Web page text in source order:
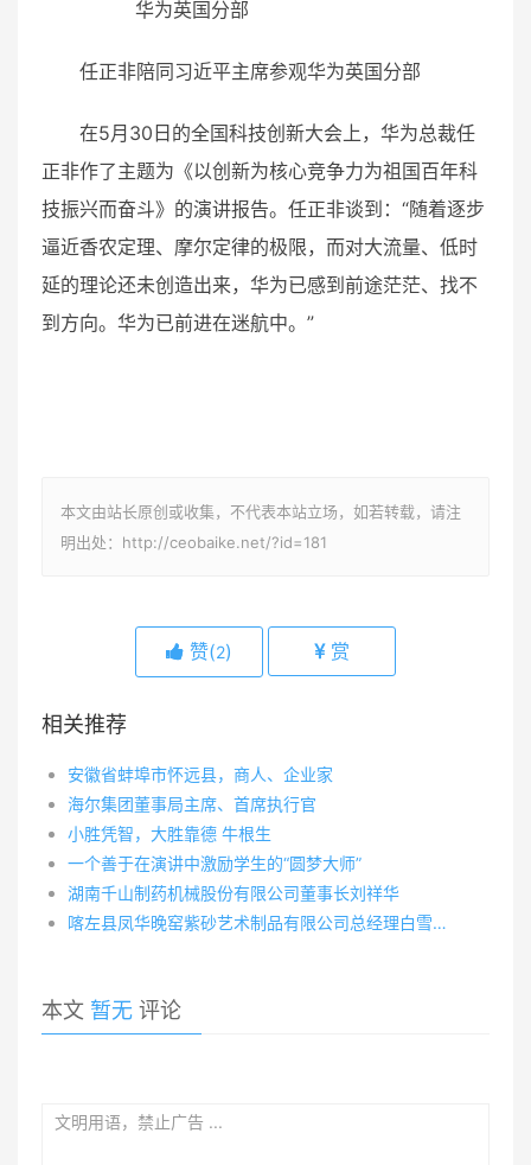
任正非陪同习近平主席参观华为英国分部
在5月30日的全国科技创新大会上，华为总裁任
正非作了主题为《以创新为核心竞争力为祖国百年科
技振兴而奋斗》的演讲报告。任正非谈到：“随着逐步
逼近香农定理、摩尔定律的极限，而对大流量、低时
延的理论还未创造出来，华为已感到前途茫茫、找不
到方向。华为已前进在迷航中。”
本文由站长原创或收集，不代表本站立场，如若转载，请注
明出处：http://ceobaike.net/?id=181
赞(2) 赏
相关推荐
安徽省蚌埠市怀远县，商人、企业家
海尔集团董事局主席、首席执行官
小胜凭智，大胜靠德 牛根生
一个善于在演讲中激励学生的“圆梦大师”
湖南千山制药机械股份有限公司董事长刘祥华
喀左县凤华晚窑紫砂艺术制品有限公司总经理白雪峰
本文 暂无 评论